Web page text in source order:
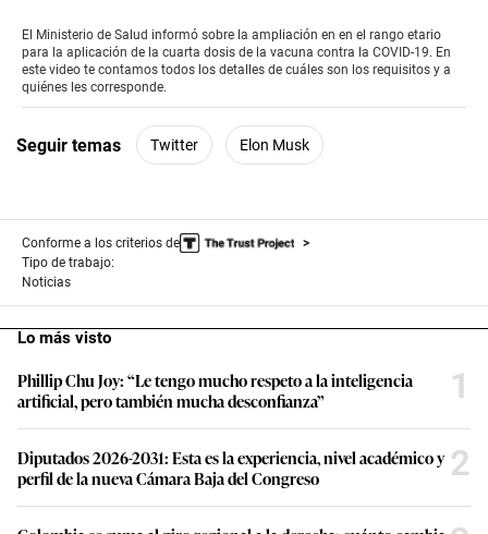
of
0
seconds
El Ministerio de Salud informó sobre la ampliación en en el rango etario
para la aplicación de la cuarta dosis de la vacuna contra la COVID-19. En
este video te contamos todos los detalles de cuáles son los requisitos y a
quiénes les corresponde.
Seguir temas Twitter Elon Musk
Conforme a los criterios de
Tipo de trabajo:
Noticias
Lo más visto
Phillip Chu Joy: “Le tengo mucho respeto a la inteligencia
artificial, pero también mucha desconfianza”
1
Diputados 2026-2031: Esta es la experiencia, nivel académico y
perfil de la nueva Cámara Baja del Congreso
2